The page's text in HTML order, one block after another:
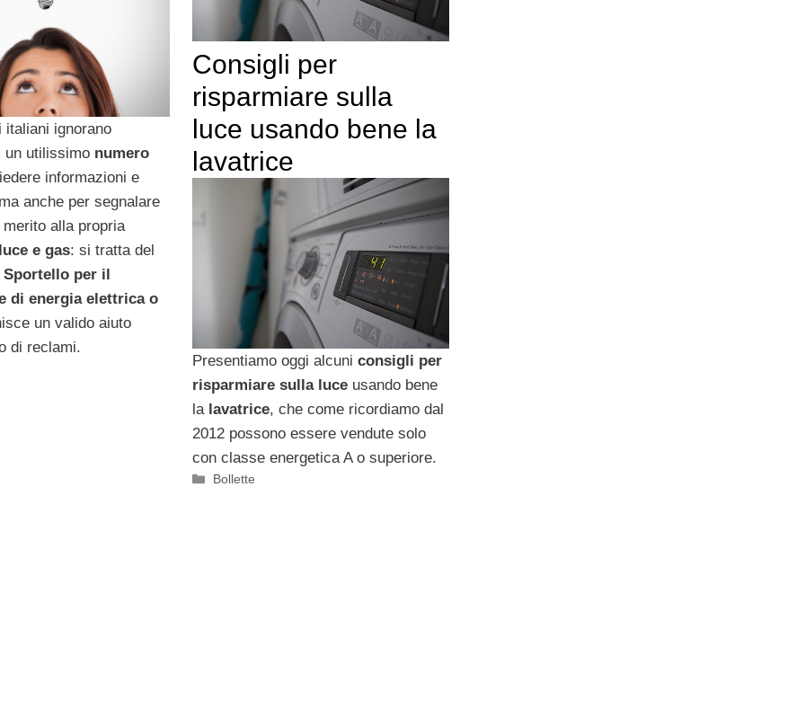
italiani ignorano
un utilissimonumero
informazioni e
anche per segnalare
alla propria
e gas: si tratta del
Sportello per il
di energia elettrica o
un valido aiuto
di reclami.
Consigli per
risparmiare sulla
luce usando bene la
lavatrice
Presentiamo oggi alcuni consigli per
risparmiare sulla luceusando bene
la lavatrice, che come ricordiamo dal
2012 possono essere vendute solo
con classe energetica A o superiore.
Categorie
Bollette